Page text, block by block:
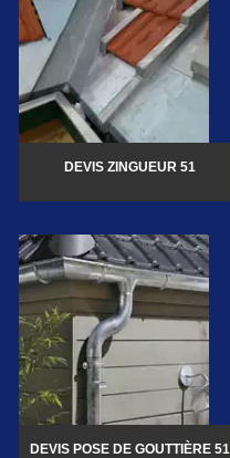
DEVIS ZINGUEUR 51
DEVIS POSE DE GOUTTIÈRE 51